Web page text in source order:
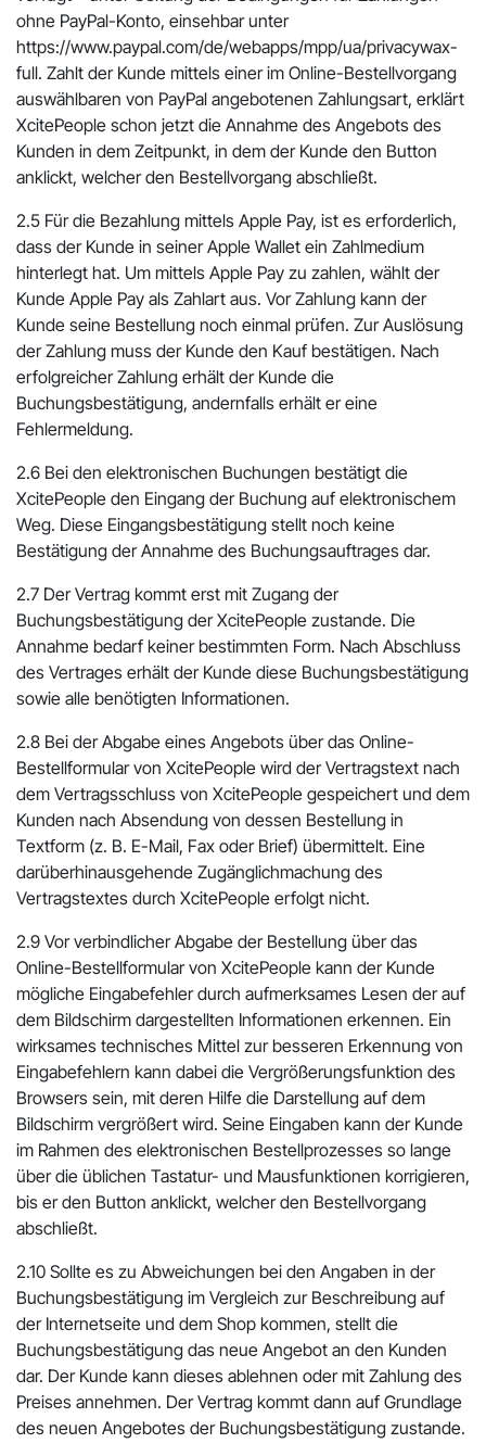
ohne PayPal-Konto, einsehbar unter
https://www.paypal.com/de/webapps/mpp/ua/privacywax-
full. Zahlt der Kunde mittels einer im Online-Bestellvorgang
auswählbaren von PayPal angebotenen Zahlungsart, erklärt
XcitePeople schon jetzt die Annahme des Angebots des
Kunden in dem Zeitpunkt, in dem der Kunde den Button
anklickt, welcher den Bestellvorgang abschließt.
2.5 Für die Bezahlung mittels Apple Pay, ist es erforderlich,
dass der Kunde in seiner Apple Wallet ein Zahlmedium
hinterlegt hat. Um mittels Apple Pay zu zahlen, wählt der
Kunde Apple Pay als Zahlart aus. Vor Zahlung kann der
Kunde seine Bestellung noch einmal prüfen. Zur Auslösung
der Zahlung muss der Kunde den Kauf bestätigen. Nach
erfolgreicher Zahlung erhält der Kunde die
Buchungsbestätigung, andernfalls erhält er eine
Fehlermeldung.
2.6 Bei den elektronischen Buchungen bestätigt die
XcitePeople den Eingang der Buchung auf elektronischem
Weg. Diese Eingangsbestätigung stellt noch keine
Bestätigung der Annahme des Buchungsauftrages dar.
2.7 Der Vertrag kommt erst mit Zugang der
Buchungsbestätigung der XcitePeople zustande. Die
Annahme bedarf keiner bestimmten Form. Nach Abschluss
des Vertrages erhält der Kunde diese Buchungsbestätigung
sowie alle benötigten Informationen.
2.8 Bei der Abgabe eines Angebots über das Online-
Bestellformular von XcitePeople wird der Vertragstext nach
dem Vertragsschluss von XcitePeople gespeichert und dem
Kunden nach Absendung von dessen Bestellung in
Textform (z. B. E-Mail, Fax oder Brief) übermittelt. Eine
darüberhinausgehende Zugänglichmachung des
Vertragstextes durch XcitePeople erfolgt nicht.
2.9 Vor verbindlicher Abgabe der Bestellung über das
Online-Bestellformular von XcitePeople kann der Kunde
mögliche Eingabefehler durch aufmerksames Lesen der auf
dem Bildschirm dargestellten Informationen erkennen. Ein
wirksames technisches Mittel zur besseren Erkennung von
Eingabefehlern kann dabei die Vergrößerungsfunktion des
Browsers sein, mit deren Hilfe die Darstellung auf dem
Bildschirm vergrößert wird. Seine Eingaben kann der Kunde
im Rahmen des elektronischen Bestellprozesses so lange
über die üblichen Tastatur- und Mausfunktionen korrigieren,
bis er den Button anklickt, welcher den Bestellvorgang
abschließt.
2.10 Sollte es zu Abweichungen bei den Angaben in der
Buchungsbestätigung im Vergleich zur Beschreibung auf
der Internetseite und dem Shop kommen, stellt die
Buchungsbestätigung das neue Angebot an den Kunden
dar. Der Kunde kann dieses ablehnen oder mit Zahlung des
Preises annehmen. Der Vertrag kommt dann auf Grundlage
des neuen Angebotes der Buchungsbestätigung zustande.